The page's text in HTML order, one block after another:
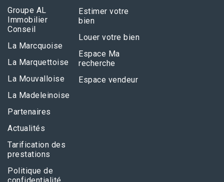
Groupe AL
Immobilier
Conseil
La Marcquoise
La Marquettoise
La Mouvalloise
La Madeleinoise
Partenaires
Actualités
Tarification des
prestations
Politique de
confidentialité
Estimer votre
bien
Louer votre bien
Espace Ma
recherche
Espace vendeur